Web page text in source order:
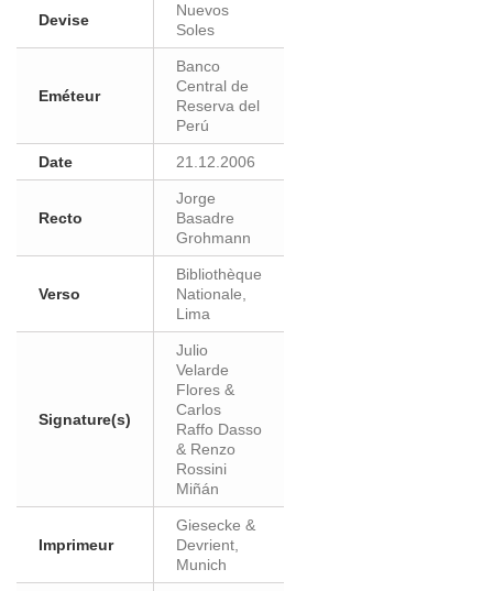
Devise
Nuevos
Soles
Eméteur
Banco
Central de
Reserva del
Perú
Date 21.12.2006
Recto
Jorge
Basadre
Grohmann
Verso
Bibliothèque
Nationale,
Lima
Signature(s)
Julio
Velarde
Flores &
Carlos
Raffo Dasso
& Renzo
Rossini
Miñán
Imprimeur
Giesecke &
Devrient,
Munich